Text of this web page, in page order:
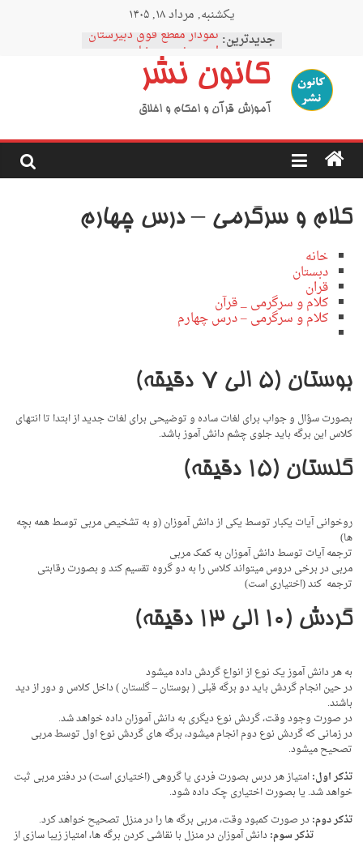
یکشنبه, مرداد ۱۸, ۱۴۰۵
جدیدترین: نمودار مقطع فوق دبیرستان
اردوی نیمه رمضان
اردوی نیمه شعبان
اردوی غدیر
اردوی محرم
کانون نشر
آموزش قرآن و احکام و اخلاق
کلام و سرگرمی – درس چهارم
خانه
دبستان
قران
کلام و سرگرمی _ قرآن
کلام و سرگرمی – درس چهارم
بوستان (۵ الی ۷ دقیقه)
بصورت سؤال و جواب برای لغات ساده و توضیحی برای لغات جدید از ابتدا تا انتهای
کلاس این برگه باید جلوی چشم دانش آموز باشد.
گلستان (۱۵ دقیقه)
روخوانی آیات یکبار توسط یکی از دانش آموزان (و به تشخیص مربی توسط همه بچه
ها)
ترجمه آیات توسط دانش آموزان به کمک مربی
مربی در برخی دروس میتواند کلاس را به دو گروه تقسیم کند و بصورت رقابتی
ترجمه کند (اختیاری است)
گردش (۱۰ الی ۱۳ دقیقه)
به هر دانش آموز یک نوع از انواع گردش داده میشود
در حین انجام گردش باید دو برگه قبلی ( بوستان – گلستان ) داخل کلاس و دور از دید
باشند.
در صورت وجود وقت، گردش نوع دیگری به دانش آموزان داده خواهد شد.
در زمانی که گردش نوع دوم انجام میشود، برگه های گردش نوع اول توسط مربی
تصحیح میشود.
تذکر اول:امتیاز هر درس بصورت فردی یا گروهی (اختیاری است) در دفتر مربی ثبت
خواهد شد. یا بصورت اختیاری چک داده شود.
تذکر دوم:در صورت کمبود وقت، مربی برگه ها را در منزل تصحیح خواهد کرد.
تذکر سوم:دانش آموزان در منزل با نقاشی کردن برگه ها، امتیاز زیبا سازی از